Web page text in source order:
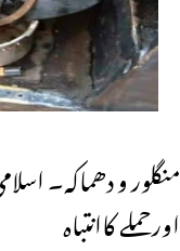
منگلور و دھماکہ۔
اورحملے کاانتباہ